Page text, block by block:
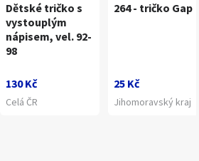
Dětské tričko s
vystouplým
nápisem, vel. 92-
98
130 Kč
Celá ČR
264 - tričko Gap
25 Kč
Jihomoravský kraj